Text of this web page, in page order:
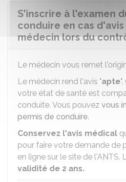
S'inscrire à l'examen
conduire en cas
médecin lors du
Le médecin vous remet
Le médecin rend l'avis "apte
votre état de santé est
conduite. Vous pouvez vous
permis de conduire.
Conservez l'avis médical
pour faire votre demande de
en ligne sur le site de l'ANTS.
validité de 2 ans.